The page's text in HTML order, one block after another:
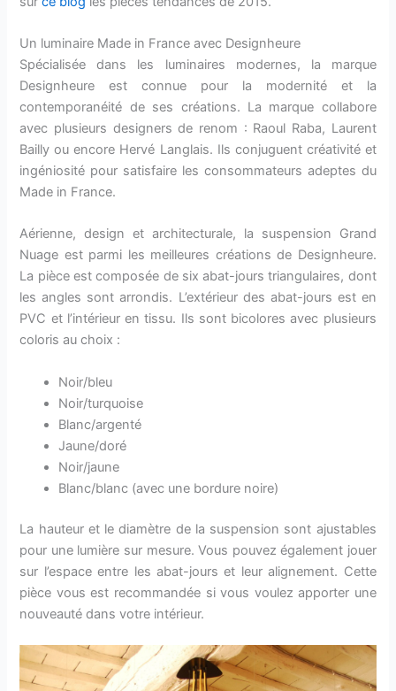
Un luminaire Made in France avec Designheure
Spécialisée dans les luminaires modernes, la marque
Designheure est connue pour la modernité et la
contemporanéité de ses créations. La marque collabore
avec plusieurs designers de renom : Raoul Raba, Laurent
Bailly ou encore Hervé Langlais. Ils conjuguent créativité et
ingéniosité pour satisfaire les consommateurs adeptes du
Made in France.
Aérienne, design et architecturale, la suspension Grand
Nuage est parmi les meilleures créations de Designheure.
La pièce est composée de six abat-jours triangulaires, dont
les angles sont arrondis. L’extérieur des abat-jours est en
PVC et l’intérieur en tissu. Ils sont bicolores avec plusieurs
coloris au choix :
Noir/bleu
Noir/turquoise
Blanc/argenté
Jaune/doré
Noir/jaune
Blanc/blanc (avec une bordure noire)
La hauteur et le diamètre de la suspension sont ajustables
pour une lumière sur mesure. Vous pouvez également jouer
sur l’espace entre les abat-jours et leur alignement. Cette
pièce vous est recommandée si vous voulez apporter une
nouveauté dans votre intérieur.